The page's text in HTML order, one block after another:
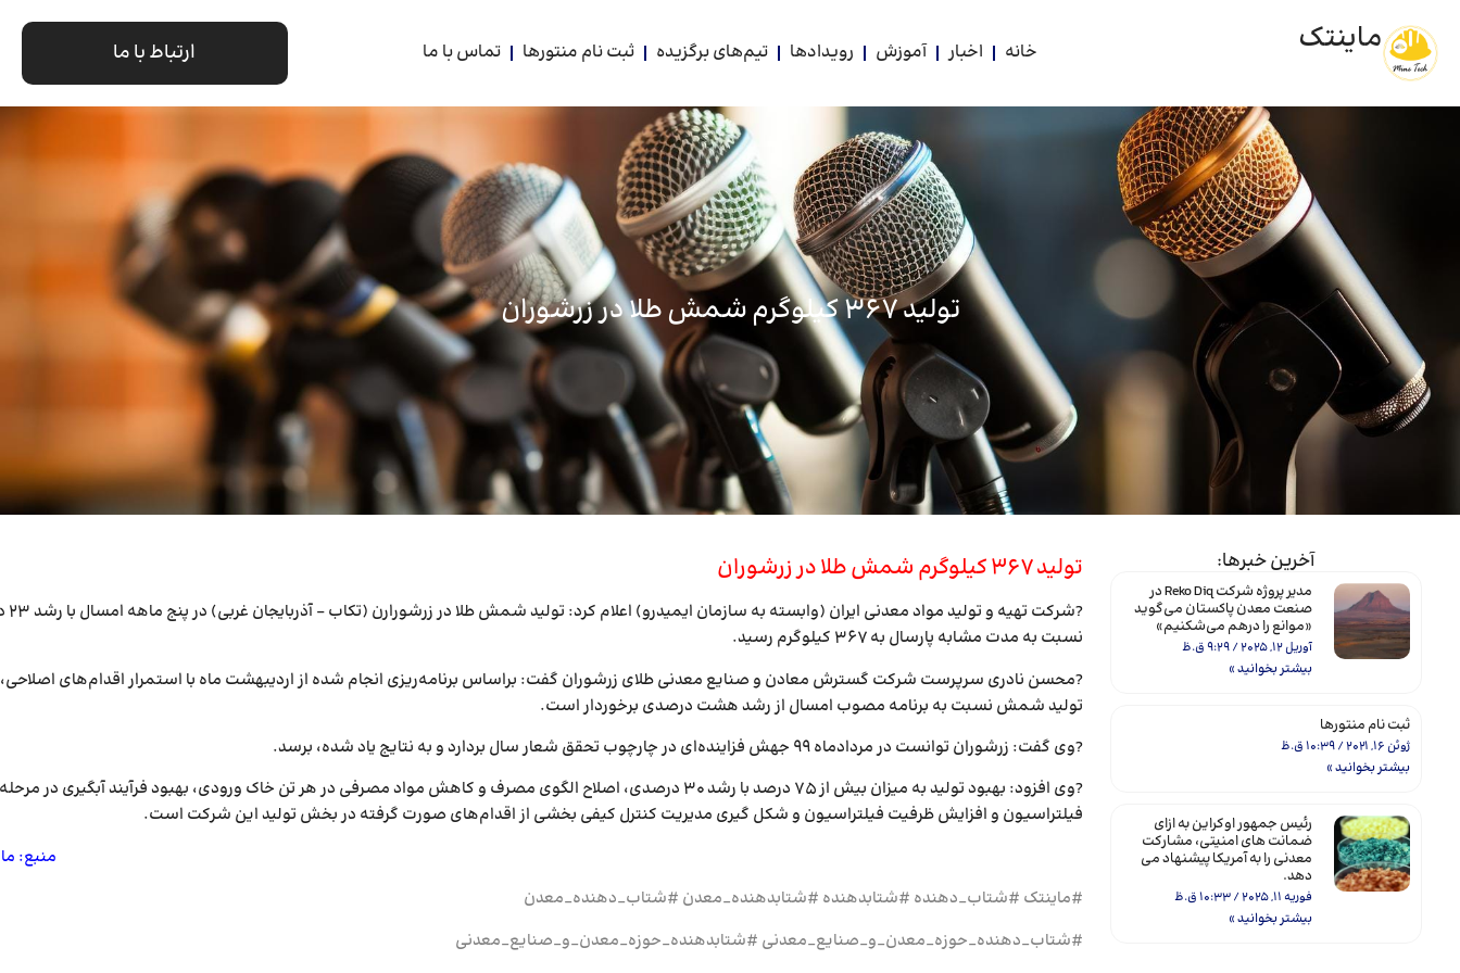
ماینتک خانه اخبار آموزش رویدادها تیم‌های برگزیده ثبت نام منتورها تماس با ما ارتباط با ما
تولید ۳۶۷ کیلوگرم شمش طلا در زرشوران
آخرین خبرها:
مدیر پروژه شرکت Reko Diq در
صنعت معدن پاکستان می‌گوید
«موانع را درهم می‌شکنیم»
آوریل 12, 2025
بیشتر بخوانید »
ثبت نام منتورها
ژوئن 16, 2021
بیشتر بخوانید »
رئیس جمهور اوکراین به ازای
ضمانت های امنیتی، مشارکت
معدنی را به آمریکا پیشنهاد می
دهد.
فوریه 11, 2025
بیشتر بخوانید »
تولید ۳۶۷ کیلوگرم شمش طلا در زرشوران
?شرکت
نسبت به مدت مشابه پارسال به ۳۶۷ کیلوگرم رسید.
?محسن نادری سرپرست شرکت گسترش معادن و صنایع معدنی طلای زرشوران گفت: براساس برنامه‌ریزی انجام شده از اردیبهشت ماه با استمرار اقدام‌های
تولید شمش نسبت به برنامه مصوب امسال از رشد هشت درصدی برخوردار است.
?وی گفت: زرشوران توانست در مردادماه ۹۹ جهش فزاینده‌ای در چارچوب تحقق شعار سال بردارد و به نتایج یاد شده، برسد.
?وی افزود: بهبود تولید به میزان بیش از ۷۵ درصد با رشد ۳۰ درصدی، اصلاح الگوی مصرف و کاهش مواد مصرفی در هر تن خاک ورودی، بهبود فرآیند آبگیری در
فیلتراسیون و افزایش ظرفیت فیلتراسیون و شکل گیری مدیریت کنترل کیفی بخشی از اقدام‌های صورت گرفته در بخش تولید این شرکت است.
منبع:
#ماینتک #شتاب_دهنده #شتابدهنده #شتابدهنده_معدن #شتاب_دهنده_معدن
#شتاب_دهنده_حوزه_معدن_و_صنایع_معدنی #شتابدهنده_حوزه_معدن_و_صنایع_معدنی